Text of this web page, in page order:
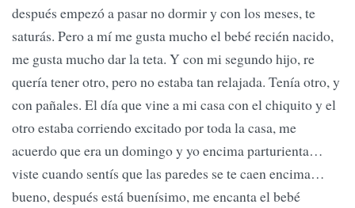
después empezó a pasar no dormir y con los meses, te
saturás. Pero a mí me gusta mucho el bebé recién nacido,
me gusta mucho dar la teta. Y con mi segundo hijo, re
quería tener otro, pero no estaba tan relajada. Tenía otro, y
con pañales. El día que vine a mi casa con el chiquito y el
otro estaba corriendo excitado por toda la casa, me
acuerdo que era un domingo y yo encima parturienta…
viste cuando sentís que las paredes se te caen encima…
bueno, después está buenísimo, me encanta el bebé